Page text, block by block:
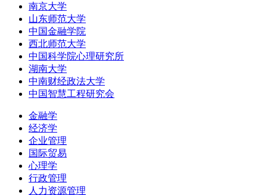
南京大学
山东师范大学
中国金融学院
西北师范大学
中国科学院心理研究所
湖南大学
中南财经政法大学
中国智慧工程研究会
金融学
经济学
企业管理
国际贸易
心理学
行政管理
人力资源管理